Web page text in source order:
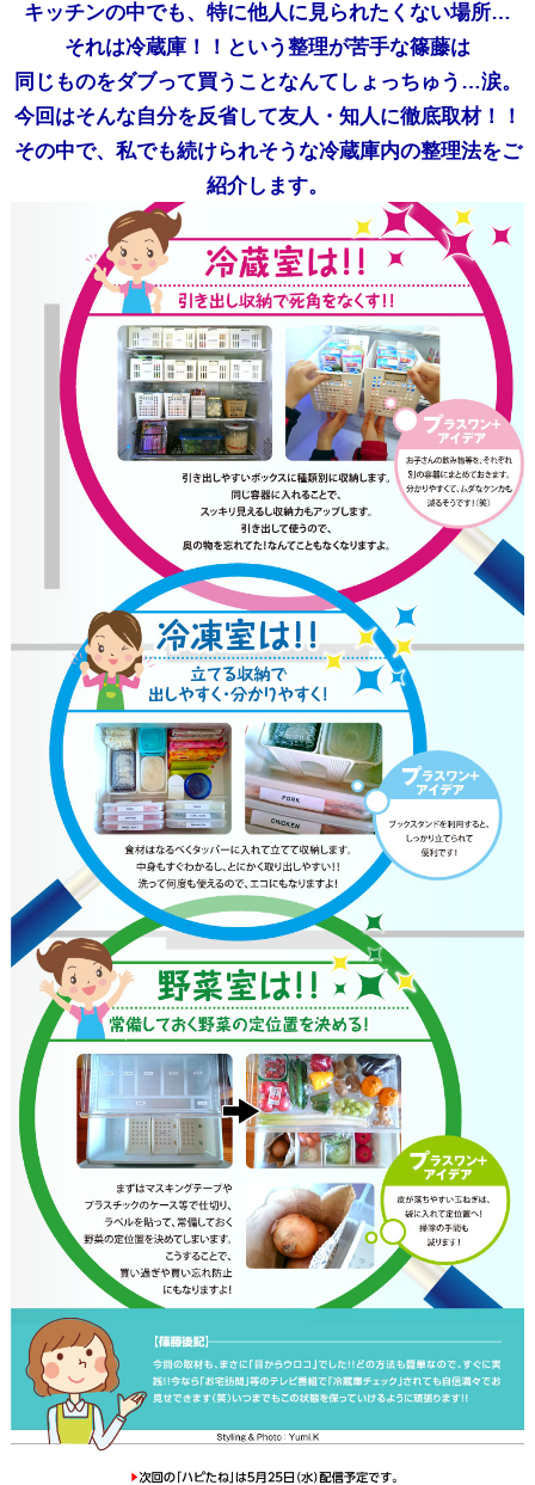
キッチンの中でも、特に他人に見られたくない場所…
それは冷蔵庫！！という整理が苦手な篠藤は
同じものをダブって買うことなんてしょっちゅう…涙。
今回はそんな自分を反省して友人・知人に徹底取材！！
その中で、私でも続けられそうな冷蔵庫内の整理法をご
紹介します。